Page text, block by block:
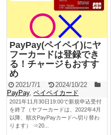
PayPay(ペイペイ)にヤ
フーカードは登録でき
る！チャージもおすす
め
2021/7/1
2024/10/22
PayPay, ペイペイカード
2021年11月30日19:00で新規申込受付
を終了（ヤフーカードは、2022年4月
以降、順次PayPayカードへ切り替わ
ります） ⇒20...